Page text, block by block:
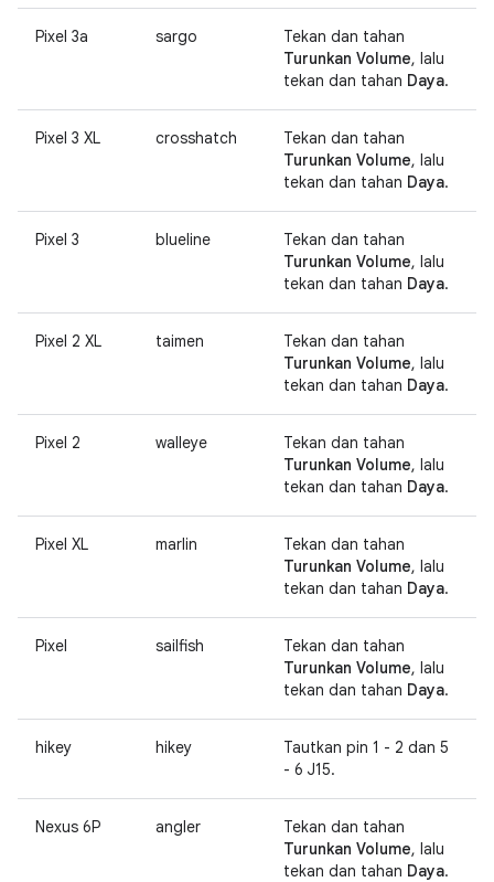
Pixel 3a sargo
Tekan dan tahan
Turunkan Volume, lalu
tekan dan tahan Daya.
Pixel 3 XL crosshatch
Tekan dan tahan
Turunkan Volume, lalu
tekan dan tahan Daya.
Pixel 3 blueline
Tekan dan tahan
Turunkan Volume, lalu
tekan dan tahan Daya.
Pixel 2 XL taimen
Tekan dan tahan
Turunkan Volume, lalu
tekan dan tahan Daya.
Pixel 2 walleye
Tekan dan tahan
Turunkan Volume, lalu
tekan dan tahan Daya.
Pixel XL marlin
Tekan dan tahan
Turunkan Volume, lalu
tekan dan tahan Daya.
Pixel sailfish
Tekan dan tahan
Turunkan Volume, lalu
tekan dan tahan Daya.
hikey hikey
Tautkan pin 1 - 2 dan 5
- 6 J15.
Nexus 6P angler
Tekan dan tahan
Turunkan Volume, lalu
tekan dan tahan Daya.